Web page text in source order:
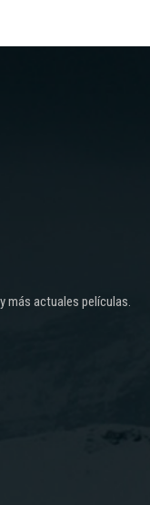
más actuales películas.